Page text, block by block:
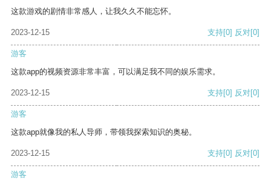
这款游戏的剧情非常感人，让我久久不能忘怀。
2023-12-15 支持[0] 反对[0]
游客
这款app的视频资源非常丰富，可以满足我不同的娱乐需求。
2023-12-15 支持[0] 反对[0]
游客
这款app就像我的私人导师，带领我探索知识的奥秘。
2023-12-15 支持[0] 反对[0]
游客